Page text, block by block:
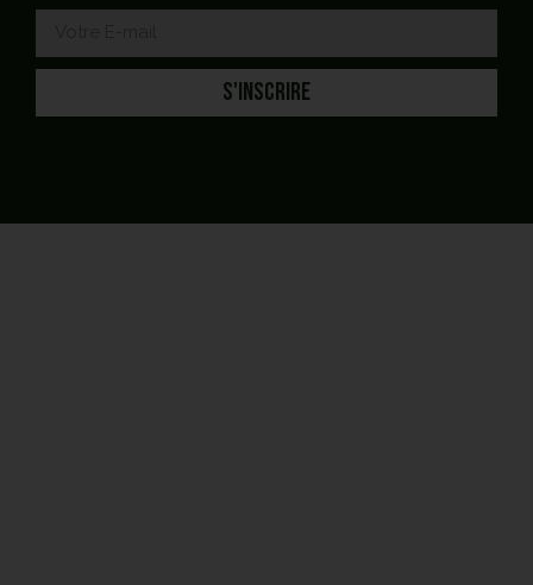
S'INSCRIRE